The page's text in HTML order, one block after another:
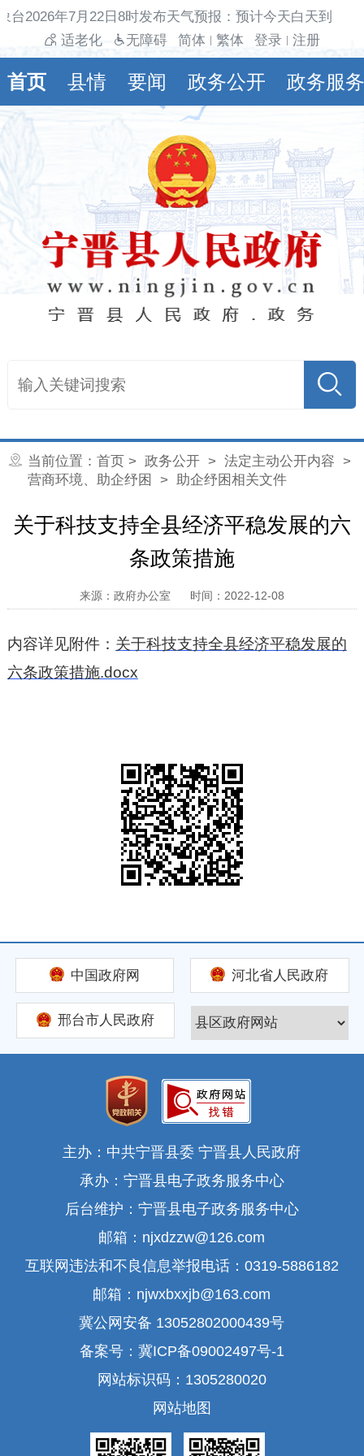
台2026年7月22日8时发布天气预报：预计今天白天到夜
适老化
无障碍 简体 繁体 登录 注册
首页 县情 要闻 政务公开 政务服务
当前位置： 首页 > 政务公开> 法定主动公开内容 >
营商环境、助企纾困
> 助企纾困相关文件
关于科技支持全县经济平稳发展的六
条政策措施
来源：政府办公室 时间：2022-12-08
内容详见附件： 关于科技支持全县经济平稳发展的
六条政策措施.docx
中国政府网 河北省人民政府
邢台市人民政府
主办：中共宁晋县委 宁晋县人民政府
承办：宁晋县电子政务服务中心
后台维护：宁晋县电子政务服务中心
邮箱：njxdzzw@126.com
互联网违法和不良信息举报电话：0319-5886182
邮箱：njwxbxxjb@163.com
冀公网安备 13052802000439号
备案号：冀ICP备09002497号-1
网站标识码：1305280020
网站地图